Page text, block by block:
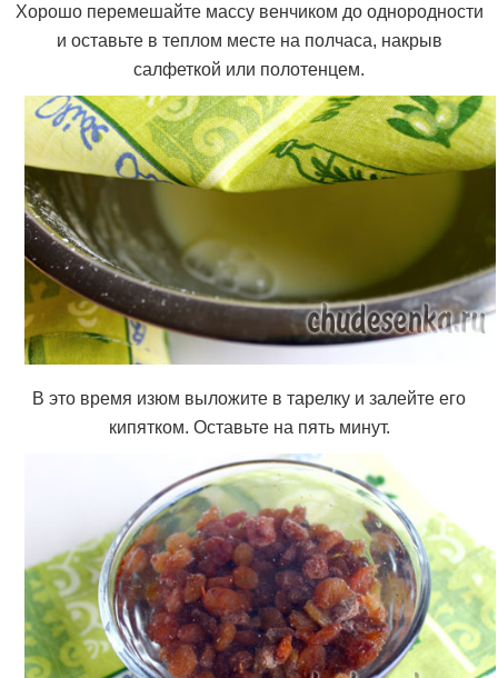
Хорошо перемешайте массу венчиком до однородности
и оставьте в теплом месте на полчаса, накрыв
салфеткой или полотенцем.
В это время изюм выложите в тарелку и залейте его
кипятком. Оставьте на пять минут.